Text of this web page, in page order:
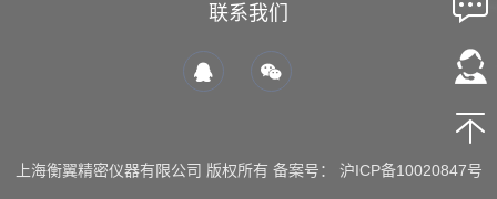
联系我们
上海衡翼精密仪器有限公司 版权所有 备案号： 沪ICP备10020847号